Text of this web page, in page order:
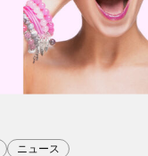
ニュース